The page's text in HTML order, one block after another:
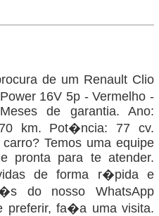
de um Renault Clio
16V 5p - Vermelho -
de garantia. Ano:
km. Pot�ncia: 77 cv.
Temos uma equipe
pronta para te atender.
de forma r�pida e
do nosso WhatsApp
preferir, fa�a uma visita.